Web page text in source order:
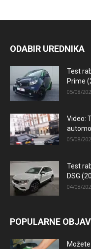
ODABIR UREDNIKA
Test
Prime
05/08/
Video:
05/08/
Test
DSG
04/08/
POPULARNE